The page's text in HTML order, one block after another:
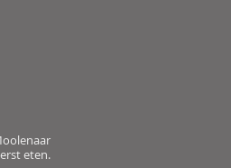
eten.